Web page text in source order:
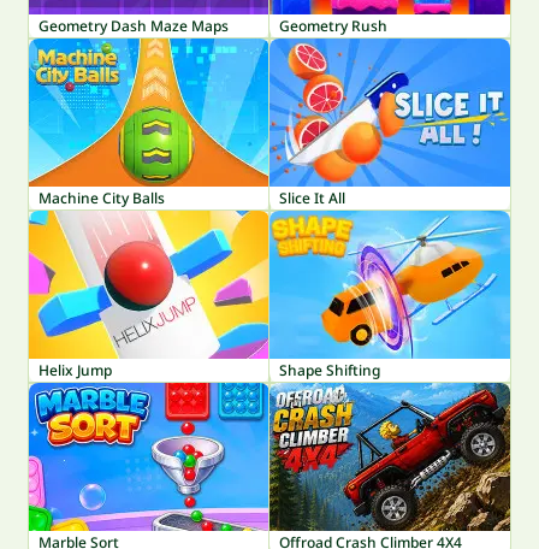
Geometry Dash Maze Maps Geometry Rush
Machine City Balls Slice It All
Helix Jump Shape Shifting
Marble Sort Offroad Crash Climber 4X4